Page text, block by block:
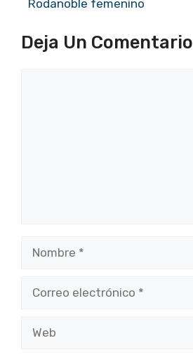
Rodanoble femenino
Deja Un Comentario